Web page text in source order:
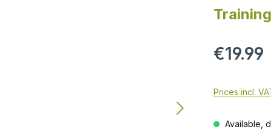
Regular price:
€19.99
Prices incl.
Available,